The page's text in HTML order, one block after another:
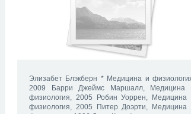
Элизабет Блэкберн * Медицина и
2009 Барри Джеймс Маршалл, Медицина
физиология, 2005 Робин Уоррен, Медицина
физиология, 2005 Питер Доэрти, Медицина